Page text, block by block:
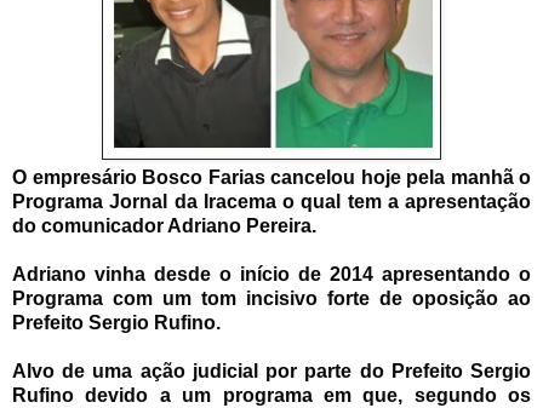
O empresário Bosco Farias cancelou hoje pela manhã o
Programa Jornal da Iracema o qual tem a apresentação
do comunicador Adriano Pereira.
Adriano vinha desde o início de 2014 apresentando o
Programa com um tom incisivo forte de oposição ao
Prefeito Sergio Rufino.
Alvo de uma ação judicial por parte do Prefeito Sergio
Rufino devido a um programa em que, segundo os